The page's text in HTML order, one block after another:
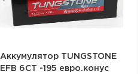
Аккумулятор TUNGSTONE
EFB 6СТ -195 евро.конус